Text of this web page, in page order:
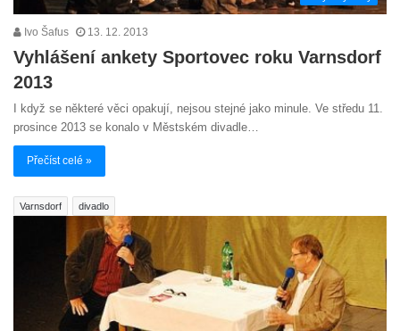
Ivo Šafus 13. 12. 2013
Vyhlášení ankety Sportovec roku Varnsdorf
2013
I když se některé věci opakují, nejsou stejné jako minule. Ve středu 11.
prosince 2013 se konalo v Městském divadle…
Přečíst celé »
Varnsdorf divadlo